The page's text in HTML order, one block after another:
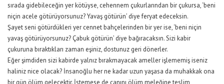
sırada gidebileceğin yer kötüyse, cehennem çukurlarından bir çukursa, ‘beni
niçin acele götürüyorsunuz? Yavaş götürün’ diye feryat edeceksin.
Şayet seni götürdükleri yer cennet bahçelerinden bir yer ise, ‘beni niçin
yavaş götürüyorsunuz? Çabuk götürün’ diye bağıracaksın. Sizi kabir
çukuruna bıraktıkları zaman eşiniz, dostunuz geri dönerler.
Eğer şimdiden sizi kabirde yalnız bırakmayacak ameller işlememiş iseniz
haliniz nice olacak? İnsanoğlu her ne kadar uzun yaşasa da muhakkak ona
bir gün ölüm gelecektir. İstemese de canını ölüm meleğine teslim